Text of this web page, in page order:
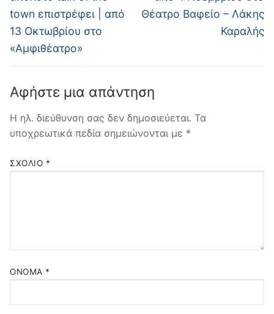
town επιστρέφει | από
13 Οκτωβρίου στο
«Αμφιθέατρο»
Θέατρο Βαφείο – Λάκης
Καραλής
Αφήστε μια απάντηση
Η ηλ. διεύθυνση σας δεν δημοσιεύεται. Τα
υποχρεωτικά πεδία σημειώνονται με *
ΣΧΌΛΙΟ *
ΌΝΟΜΑ *